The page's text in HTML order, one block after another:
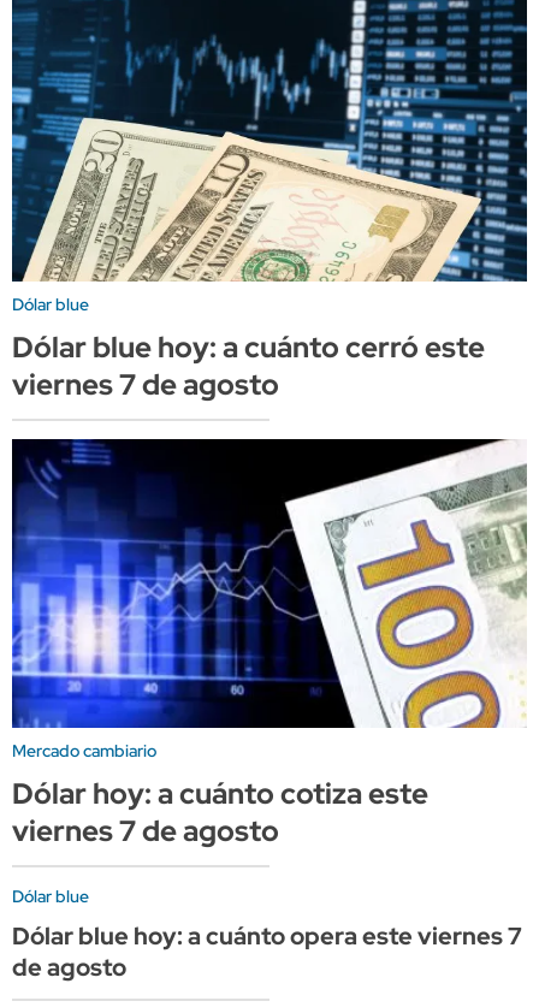
Dólar blue
Dólar blue hoy: a cuánto cerró este
viernes 7 de agosto
Mercado cambiario
Dólar hoy: a cuánto cotiza este
viernes 7 de agosto
Dólar blue
Dólar blue hoy: a cuánto opera este viernes 7
de agosto